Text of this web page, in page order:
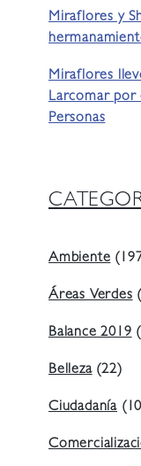
Miraflores y
Miraflores
Larcomar por
Personas
Ambiente
Áreas Verdes
Balance 2019
Belleza(22)
Ciudadanía